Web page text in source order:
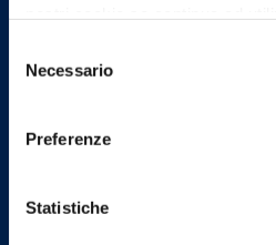
delNecessario
Preferenze
Statistiche
Linee Guida
guida di sviluppo per i servizi web